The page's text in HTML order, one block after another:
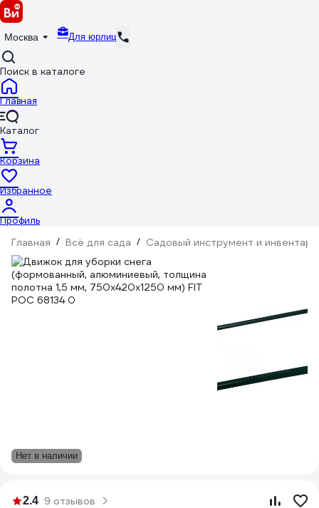
Москва Для юрлиц
Поиск в каталоге
Главная
Каталог
Корзина
Избранное
Профиль
Главная / Всё для сада / Садовый инструмент и инвентарь
Нет в наличии
2.4 9 отзывов